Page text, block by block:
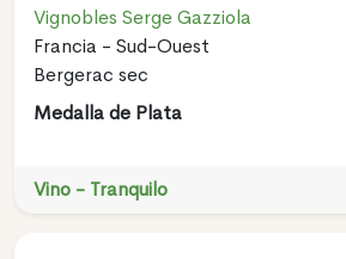
Vignobles Serge Gazziola
Francia - Sud-Ouest
Bergerac sec
Medalla de Plata
Vino - Tranquilo